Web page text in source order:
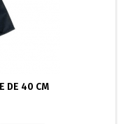
DE 40 CM